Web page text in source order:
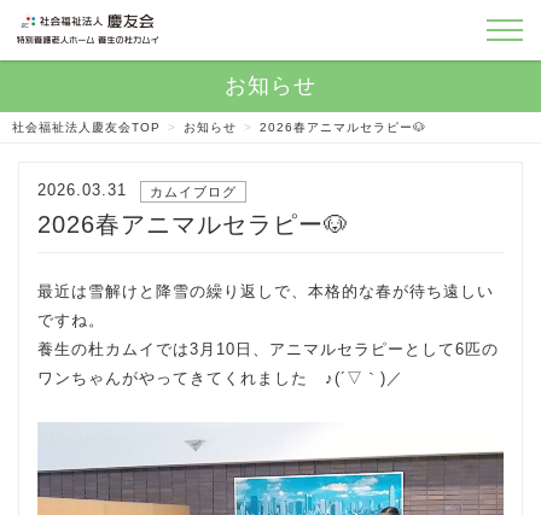
社会福祉法人慶友会TOP > お知らせ > 2026春アニマルセラピー🐶
2026.03.31 カムイブログ
2026春アニマルセラピー🐶
最近は雪解けと降雪の繰り返しで、本格的な春が待ち遠しい
ですね。
養生の杜カムイでは3月10日、アニマルセラピーとして6匹の
ワンちゃんがやってきてくれました ♪(´▽｀)／